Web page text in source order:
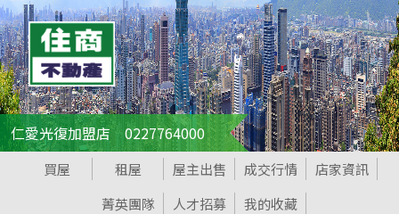
仁愛光復加盟店 0227764000
買屋 租屋 屋主出售 成交行情
店家資訊
菁英團隊
人才招募 我的收藏